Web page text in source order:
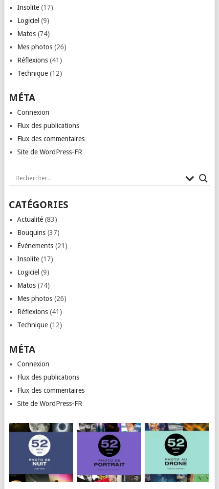
Insolite(17)
Logiciel (9)
Matos(74)
Mes photos(26)
Réflexions(41)
Technique(12)
MÉTA
Connexion
Flux des publications
Flux des commentaires
Site de WordPress-FR
CATÉGORIES
Actualité(83)
Bouquins(37)
Événements(21)
Insolite(17)
Logiciel (9)
Matos(74)
Mes photos(26)
Réflexions(41)
Technique(12)
MÉTA
Connexion
Flux des publications
Flux des commentaires
Site de WordPress-FR